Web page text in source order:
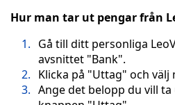
Hur man tar ut pengar från
Gå till ditt personliga
avsnittet "Bank".
Klicka på "Uttag" och
Ange det belopp du vill